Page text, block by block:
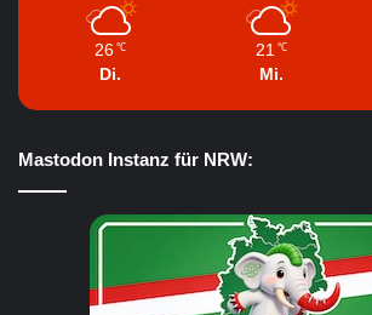
26 ℃
Di.
21 ℃
Mi.
Mastodon Instanz für NRW: